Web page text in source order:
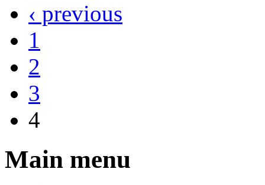
‹ previous
1
2
3
4
Main menu